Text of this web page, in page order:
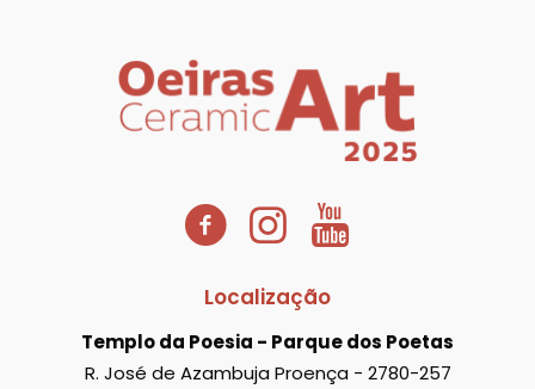
Localização
Templo da Poesia - Parque dos Poetas
R. José de Azambuja Proença - 2780-257